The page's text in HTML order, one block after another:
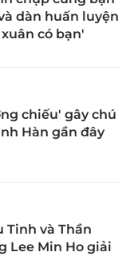
dàn huấn luyện
có bạn'
chiếu' gây chú
Hàn gần đây
Tinh và Thần
Lee Min Ho giải